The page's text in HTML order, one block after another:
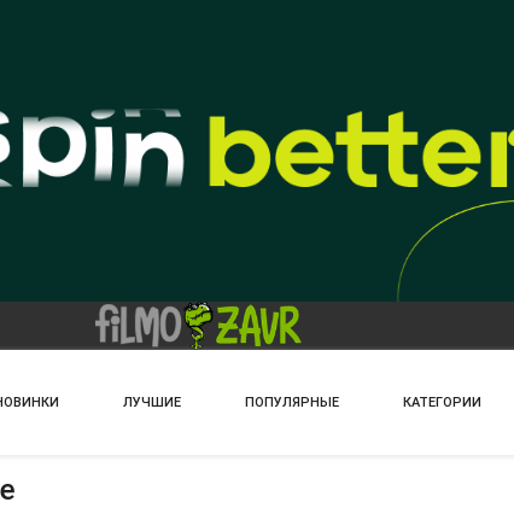
ЛУЧШИЕ ПОПУЛЯРНЫЕ КАТЕГОРИИ